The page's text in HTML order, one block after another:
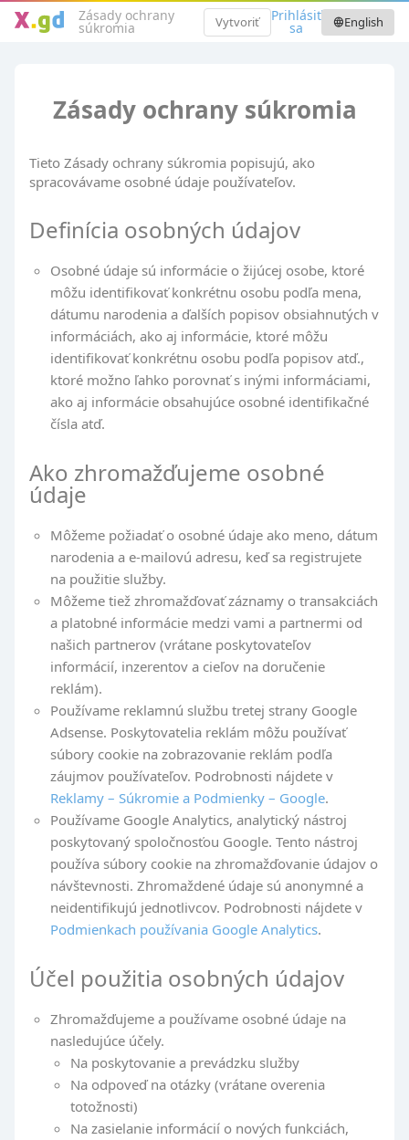
Zásady ochrany
súkromia Vytvoriť Prihlásiť
sa languageEnglish
Zásady ochrany súkromia
Tieto Zásady ochrany súkromia popisujú, ako
spracovávame osobné údaje používateľov.
Definícia osobných údajov
Osobné údaje sú informácie o žijúcej osobe, ktoré
môžu identifikovať konkrétnu osobu podľa mena,
dátumu narodenia a ďalších popisov obsiahnutých v
informáciách, ako aj informácie, ktoré môžu
identifikovať konkrétnu osobu podľa popisov atď.,
ktoré možno ľahko porovnať s inými informáciami,
ako aj informácie obsahujúce osobné identifikačné
čísla atď.
Ako zhromažďujeme osobné
údaje
Môžeme požiadať o osobné údaje ako meno, dátum
narodenia a e-mailovú adresu, keď sa registrujete
na použitie služby.
Môžeme tiež zhromažďovať záznamy o transakciách
a platobné informácie medzi vami a partnermi od
našich partnerov (vrátane poskytovateľov
informácií, inzerentov a cieľov na doručenie
reklám).
Používame reklamnú službu tretej strany Google
Adsense. Poskytovatelia reklám môžu používať
súbory cookie na zobrazovanie reklám podľa
záujmov používateľov. Podrobnosti nájdete v
Reklamy – Súkromie a Podmienky – Google.
Používame Google Analytics, analytický nástroj
poskytovaný spoločnosťou Google. Tento nástroj
používa súbory cookie na zhromažďovanie údajov o
návštevnosti. Zhromaždené údaje sú anonymné a
neidentifikujú jednotlivcov. Podrobnosti nájdete v
Podmienkach používania Google Analytics.
Účel použitia osobných údajov
Zhromažďujeme a používame osobné údaje na
nasledujúce účely.
Na poskytovanie a prevádzku služby
Na odpoveď na otázky (vrátane overenia
totožnosti)
Na zasielanie informácií o nových funkciách,